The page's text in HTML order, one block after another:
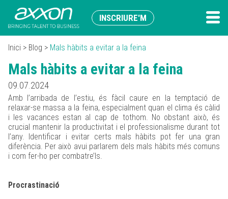
INSCRIURE'M
Inici > Blog > Mals hàbits a evitar a la feina
Mals hàbits a evitar a la feina
09.07.2024
Amb l’arribada de l’estiu, és fàcil caure en la temptació de
relaxar-se massa a la feina, especialment quan el clima és càlid
i les vacances estan al cap de tothom. No obstant això, és
crucial mantenir la productivitat i el professionalisme durant tot
l’any. Identificar i evitar certs mals hàbits pot fer una gran
diferència. Per això avui parlarem dels mals hàbits més comuns
i com fer-ho per combatre’ls.
Procrastinació